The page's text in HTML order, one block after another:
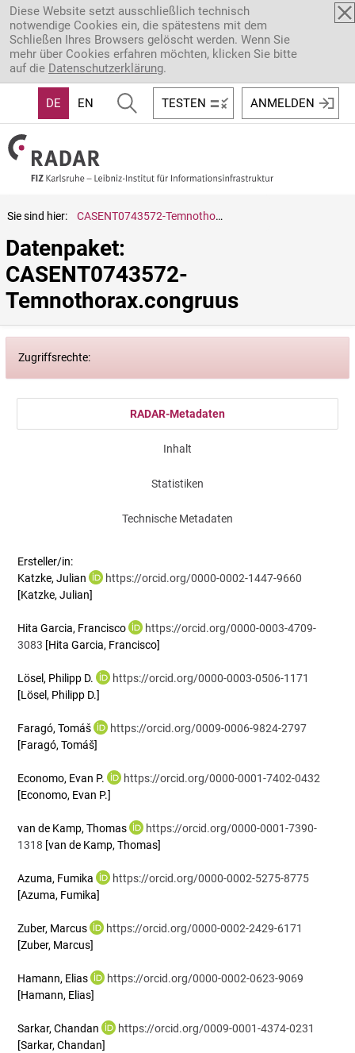
Direkt zum Inhalt
Diese Website setzt ausschließlich technisch
notwendige Cookies ein, die spätestens mit dem
Schließen Ihres Browsers gelöscht werden. Wenn Sie
mehr über Cookies erfahren möchten, klicken Sie bitte
auf die Datenschutzerklärung.
DE EN TESTEN ANMELDEN
Sie sind hier: CASENT0743572-Temnothorax.congruus
Datenpaket:
CASENT0743572-
Temnothorax.congruus
Zugriffsrechte:
RADAR-Metadaten
Inhalt
Statistiken
Technische Metadaten
Ersteller/in:
Katzke, Julian
https://orcid.org/0000-0002-1447-9660
[Katzke, Julian]
Hita Garcia, Francisco
https://orcid.org/0000-0003-4709-
3083 [Hita Garcia, Francisco]
Lösel, Philipp D.
https://orcid.org/0000-0003-0506-1171
[Lösel, Philipp D.]
Faragó, Tomáš
https://orcid.org/0009-0006-9824-2797
[Faragó, Tomáš]
Economo, Evan P.
https://orcid.org/0000-0001-7402-0432
[Economo, Evan P.]
van de Kamp, Thomas
https://orcid.org/0000-0001-7390-
1318 [van de Kamp, Thomas]
Azuma, Fumika
https://orcid.org/0000-0002-5275-8775
[Azuma, Fumika]
Zuber, Marcus
https://orcid.org/0000-0002-2429-6171
[Zuber, Marcus]
Hamann, Elias
https://orcid.org/0000-0002-0623-9069
[Hamann, Elias]
Sarkar, Chandan
https://orcid.org/0009-0001-4374-0231
[Sarkar, Chandan]